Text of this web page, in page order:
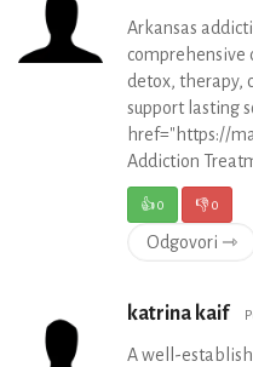
Arkansas
comprehensive
detox, therapy,
support lasting
href="https://
Addiction
👍0 👎0
Odgovori ⇾
katrina kaif
A well-